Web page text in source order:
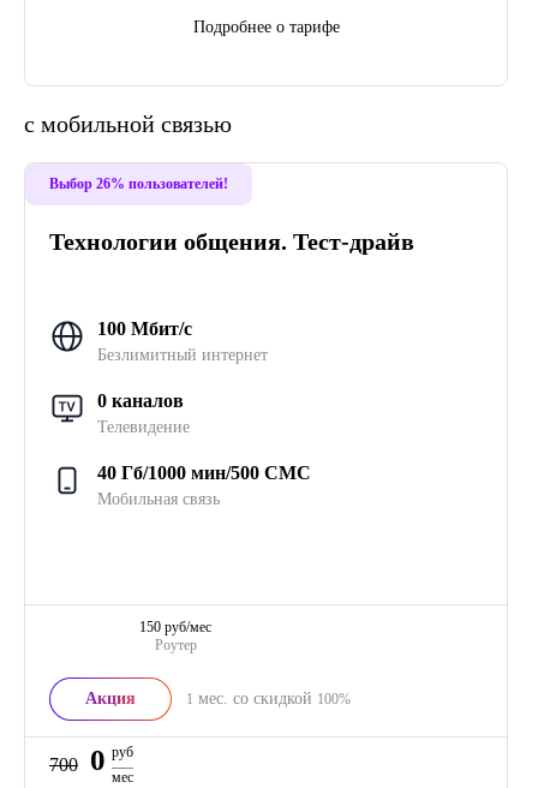
Подробнее о тарифе
с мобильной связью
Выбор 26% пользователей!
Технологии общения. Тест-драйв
100 Мбит/с
Безлимитный интернет
0 каналов
Телевидение
40 Гб/1000 мин/500 СМС
Мобильная связь
Роутер
150 руб/мес
Акция 1 мес. со скидкой 100%
700 0 руб
мес